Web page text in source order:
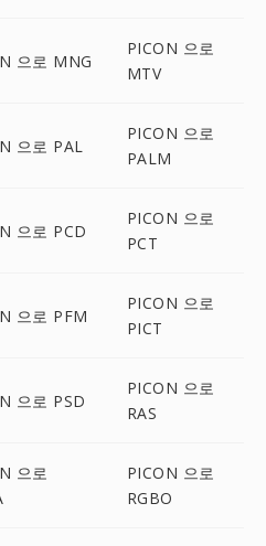
으로 MNG
PICON 으로
MTV
으로 PAL
PICON 으로
PALM
으로 PCD
PICON 으로
PCT
으로 PFM
PICON 으로
PICT
으로 PSD
PICON 으로
RAS
으로
PICON 으로
RGBO